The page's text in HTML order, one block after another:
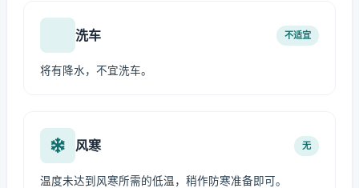
洗车 不适宜
将有降水，不宜洗车。
风寒 无
温度未达到风寒所需的低温，稍作防寒准备即可。